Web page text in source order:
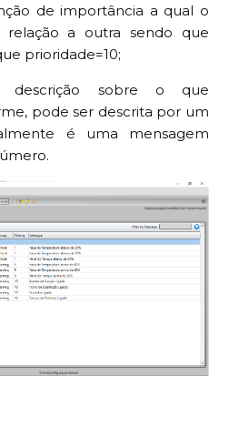
de importância a qual o
a outra sendo que
prioridade=10;
descrição sobre o que
pode ser descrita por um
é uma mensagem